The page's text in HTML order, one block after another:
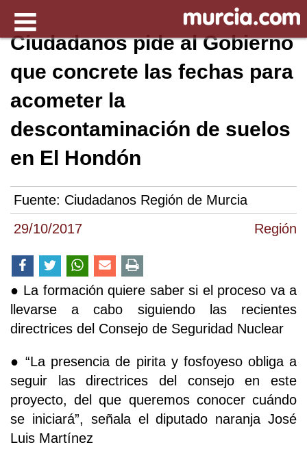
29/10/2017 Región
Ciudadanos pide al Gobierno
que concrete las fechas para
acometer la
descontaminación de suelos
en El Hondón
Fuente: Ciudadanos Región de Murcia
● La formación quiere saber si el proceso va a
llevarse a cabo siguiendo las recientes
directrices del Consejo de Seguridad Nuclear
● “La presencia de pirita y fosfoyeso obliga a
seguir las directrices del consejo en este
proyecto, del que queremos conocer cuándo
se iniciará”, señala el diputado naranja José
Luis Martínez